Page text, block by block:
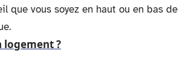
que vous soyez en haut ou en bas de
?